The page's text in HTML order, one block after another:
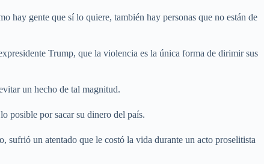
hay gente que sí lo quiere, también hay personas que no están de
Trump, que la violencia es la única forma de dirimir sus
un hecho de tal magnitud.
posible por sacar su dinero del país.
un atentado que le costó la vida durante un acto proselitista